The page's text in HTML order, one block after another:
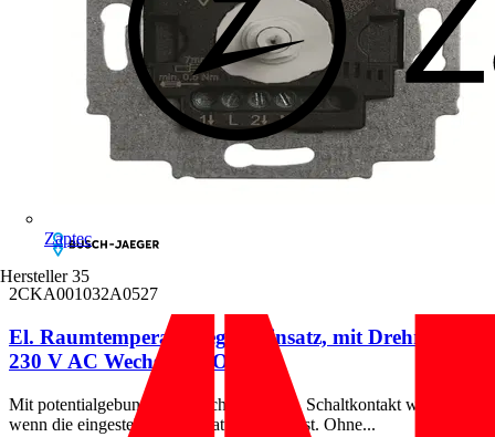
Zaptec
Hersteller 35
2CKA001032A0527
El. Raumtemperaturregler-Einsatz, mit Drehregler
230 V AC Wechsler (CO) mit
Mit potentialgebundenen Wechselkontakt. Schaltkontakt wechselt,
wenn die eingestellte Temperatur erreicht ist. Ohne...